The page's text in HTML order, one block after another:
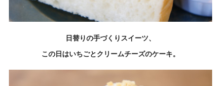
日替りの手づくりスイーツ、
この日はいちごとクリームチーズのケーキ。